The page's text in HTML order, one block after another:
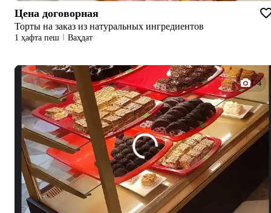
Цена договорная
Торты на заказ из натуральных ингредиентов
1 ҳафта пеш Ваҳдат
1/4